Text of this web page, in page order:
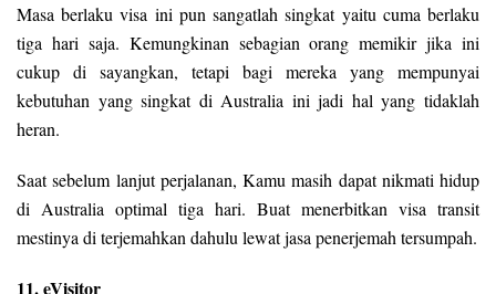
Masa berlaku visa ini pun sangatlah singkat yaitu cuma berlaku
tiga hari saja. Kemungkinan sebagian orang memikir jika ini
cukup di sayangkan, tetapi bagi mereka yang mempunyai
kebutuhan yang singkat di Australia ini jadi hal yang tidaklah
heran.
Saat sebelum lanjut perjalanan, Kamu masih dapat nikmati hidup
di Australia optimal tiga hari. Buat menerbitkan visa transit
mestinya di terjemahkan dahulu lewat jasa penerjemah tersumpah.
11. eVisitor